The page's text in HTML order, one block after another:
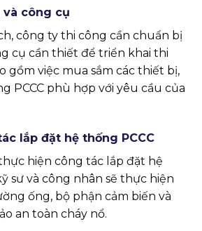
và công cụ
công ty thi công cần chuẩn bị
cụ cần thiết để triển khai thi
gồm việc mua sắm các thiết bị,
PCCC phù hợp với yêu cầu của
lắp đặt hệ thống PCCC
hiện công tác lắp đặt hệ
sư và công nhân sẽ thực hiện
ống, bộ phận cảm biến và
an toàn cháy nổ.